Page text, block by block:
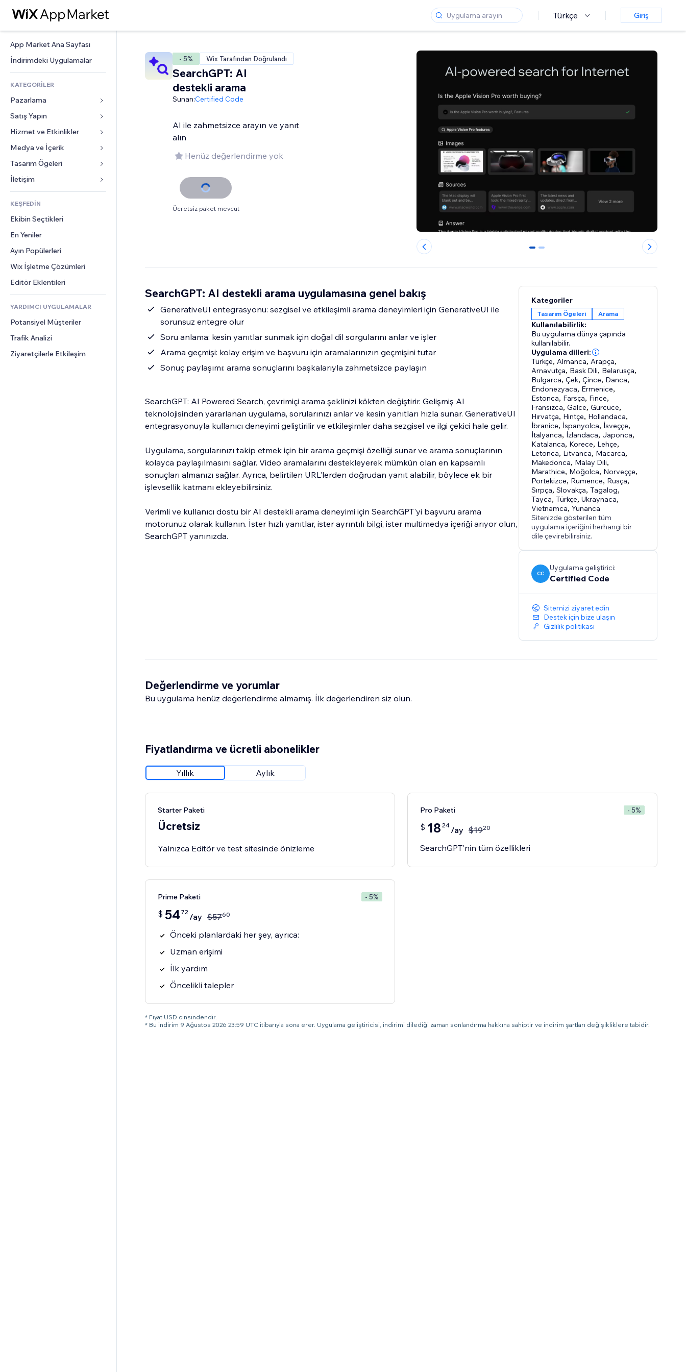
Türkçe Giriş
App Market Ana Sayfası
İndirimdeki Uygulamalar
KATEGORİLER
Pazarlama
Reklamlar
Mobil
Site Analizleri
Sosyal Ağ
Site Listeleri
E-posta
Satış Yapın
Mağazalar için uygulamalar
Gönderim ve Teslimat
Satış Düğmeleri
Muhasebe
Kuponlar ve Müşteri Sadakati
Depolama Çözümleri
Hizmet ve Etkinlikler
Oteller
Etkinlikler
Restoranlar
Emlak
Randevular
Medya ve İçerik
Galeri
Müzik
Podcast
Fotoğrafçılık
Video
PDF
Dosya Paylaşımı
Haberler
Tasarım Ögeleri
Haritalar ve Navigasyon
Gizlilik ve Güvenlik
Saat
Sayfa Şablonları
Görüntü Efektleri
Düğmeler ve Menüler
Afişler ve Rozetler
Hesap Makineleri
Arama
Hava Durumu
Grafik ve Tablolar
Formlar
Blog
Anketler
Sohbet
Yorumlar
Telefon
Topluluk
Değerlendirmeler ve Müşteri
KEŞFEDİN
Ekibin Seçtikleri
En Yeniler
Ayın Popülerleri
Wix İşletme Çözümleri
Editör Eklentileri
YARDIMCI UYGULAMALAR
Potansiyel Müşteriler
Trafik Analizi
Ziyaretçilerle Etkileşim
- 5% Wix Tarafından Doğrulandı
SearchGPT: AI
destekli arama
Sunan:Certified Code
AI ile zahmetsizce arayın ve yanıt
alın
Henüz değerlendirme yok
Ücretsiz paket mevcut
0 1
SearchGPT: AI destekli arama uygulamasına genel bakış
GenerativeUI entegrasyonu: sezgisel ve etkileşimli arama deneyimleri için GenerativeUI ile
sorunsuz entegre olur
Soru anlama: kesin yanıtlar sunmak için doğal dil sorgularını anlar ve işler
Arama geçmişi: kolay erişim ve başvuru için aramalarınızın geçmişini tutar
Sonuç paylaşımı: arama sonuçlarını başkalarıyla zahmetsizce paylaşın
SearchGPT: AI Powered Search, çevrimiçi arama şeklinizi kökten değiştirir. Gelişmiş AI
teknolojisinden yararlanan uygulama, sorularınızı anlar ve kesin yanıtları hızla sunar. GenerativeUI
entegrasyonuyla kullanıcı deneyimi geliştirilir ve etkileşimler daha sezgisel ve ilgi çekici hale gelir.
Uygulama, sorgularınızı takip etmek için bir arama geçmişi özelliği sunar ve arama sonuçlarının
kolayca paylaşılmasını sağlar. Video aramalarını destekleyerek mümkün olan en kapsamlı
sonuçları almanızı sağlar. Ayrıca, belirtilen URL'lerden doğrudan yanıt alabilir, böylece ek bir
işlevsellik katmanı ekleyebilirsiniz.
Verimli ve kullanıcı dostu bir AI destekli arama deneyimi için SearchGPT'yi başvuru arama
motorunuz olarak kullanın. İster hızlı yanıtlar, ister ayrıntılı bilgi, ister multimedya içeriği arıyor olun,
SearchGPT yanınızda.
Kategoriler
Tasarım Ögeleri Arama
Kullanılabilirlik:
Bu uygulama dünya çapında
kullanılabilir.
Uygulama dilleri:
Türkçe, Almanca, Arapça,
Arnavutça, Bask Dili, Belarusça,
Bulgarca,Çek,Çince, Danca,
Endonezyaca, Ermenice,
Estonca, Farsça, Fince,
Fransızca,Galce,Gürcüce,
Hırvatça, Hintçe, Hollandaca,
İbranice, İspanyolca, İsveççe,
İtalyanca, İzlandaca, Japonca,
Katalanca, Korece, Lehçe,
Letonca, Litvanca, Macarca,
Makedonca, Malay Dili,
Marathice, Moğolca, Norveççe,
Portekizce, Rumence, Rusça,
Sırpça,Slovakça,Tagalog,
Tayca,Türkçe,Ukraynaca,
Vietnamca,Yunanca
Sitenizde gösterilen tüm
uygulama içeriğini herhangi bir
dile çevirebilirsiniz.
CC
Uygulama geliştirici:
Certified Code
Sitemizi ziyaret edin
Destek için bize ulaşın
Gizlilik politikası
Değerlendirme ve yorumlar
Bu uygulama henüz değerlendirme almamış. İlk değerlendiren siz olun.
Fiyatlandırma ve ücretli abonelikler
Yıllık Aylık
Starter Paketi
Ücretsiz
Yalnızca Editör ve test sitesinde önizleme
Pro Paketi - 5%
$ 18 24 /ay $1920
SearchGPT'nin tüm özellikleri
Prime Paketi - 5%
$ 54 72 /ay $5760
Önceki planlardaki her şey, ayrıca:
Uzman erişimi
İlk yardım
Öncelikli talepler
* Fiyat USD cinsindendir.
* Bu indirim 9 Ağustos 2026 23:59 UTC itibarıyla sona erer. Uygulama geliştiricisi, indirimi dilediği zaman sonlandırma hakkına sahiptir ve indirim şartları değişikliklere tabidir.